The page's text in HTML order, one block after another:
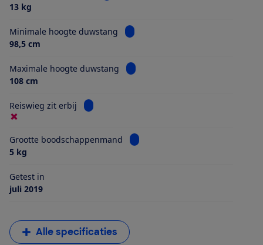
13 kg
Minimale hoogte duwstang
Bekijk informatie voor Minimale
98,5 cm
Maximale hoogte duwstang
Bekijk informatie voor Maximale
108 cm
Reiswieg zit erbij Bekijk informatie voor Reiswieg zit erbij
Grootte boodschappenmand
Bekijk informatie voor Grootte
5 kg
Getest in
juli 2019
Alle specificaties